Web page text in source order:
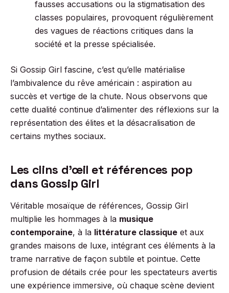
fausses accusations ou la stigmatisation des
classes populaires, provoquent régulièrement
des vagues de réactions critiques dans la
société et la presse spécialisée.
Si Gossip Girl fascine, c’est qu’elle matérialise
l’ambivalence du rêve américain : aspiration au
succès et vertige de la chute. Nous observons que
cette dualité continue d’alimenter des réflexions sur la
représentation des élites et la désacralisation de
certains mythes sociaux.
Les clins d’œil et références pop
dans Gossip Girl
Véritable mosaïque de références, Gossip Girl
multiplie les hommages à la musique
contemporaine, à la littérature classique et aux
grandes maisons de luxe, intégrant ces éléments à la
trame narrative de façon subtile et pointue. Cette
profusion de détails crée pour les spectateurs avertis
une expérience immersive, où chaque scène devient